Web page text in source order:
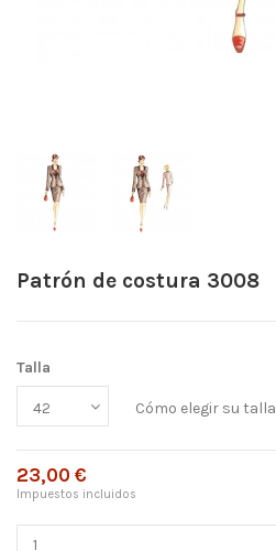
Patrón de costura 3008
Talla
Cómo elegir su talla
23,00 €
Impuestos incluidos